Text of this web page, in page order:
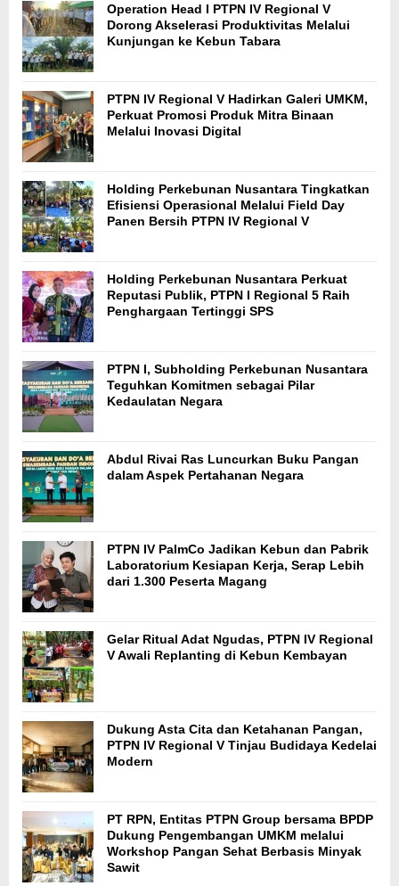
Operation Head I PTPN IV Regional V
Dorong Akselerasi Produktivitas Melalui
Kunjungan ke Kebun Tabara
PTPN IV Regional V Hadirkan Galeri UMKM,
Perkuat Promosi Produk Mitra Binaan
Melalui Inovasi Digital
Holding Perkebunan Nusantara Tingkatkan
Efisiensi Operasional Melalui Field Day
Panen Bersih PTPN IV Regional V
Holding Perkebunan Nusantara Perkuat
Reputasi Publik, PTPN I Regional 5 Raih
Penghargaan Tertinggi SPS
PTPN I, Subholding Perkebunan Nusantara
Teguhkan Komitmen sebagai Pilar
Kedaulatan Negara
Abdul Rivai Ras Luncurkan Buku Pangan
dalam Aspek Pertahanan Negara
PTPN IV PalmCo Jadikan Kebun dan Pabrik
Laboratorium Kesiapan Kerja, Serap Lebih
dari 1.300 Peserta Magang
Gelar Ritual Adat Ngudas, PTPN IV Regional
V Awali Replanting di Kebun Kembayan
Dukung Asta Cita dan Ketahanan Pangan,
PTPN IV Regional V Tinjau Budidaya Kedelai
Modern
PT RPN, Entitas PTPN Group bersama BPDP
Dukung Pengembangan UMKM melalui
Workshop Pangan Sehat Berbasis Minyak
Sawit